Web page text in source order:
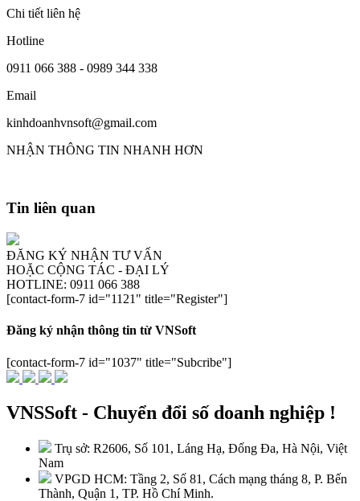
Chi tiết liên hệ
Hotline
0911 066 388 - 0989 344 338
Email
kinhdoanhvnsoft@gmail.com
NHẬN THÔNG TIN NHANH HƠN
Tin liên quan
ĐĂNG KÝ NHẬN TƯ VẤN
HOẶC CỘNG TÁC - ĐẠI LÝ
HOTLINE: 0911 066 388
[contact-form-7 id="1121" title="Register"]
Đăng ký nhận thông tin từ VNSoft
[contact-form-7 id="1037" title="Subcribe"]
VNSSoft - Chuyển đổi số doanh nghiệp !
Trụ sở: R2606, Số 101, Láng Hạ, Đống Đa, Hà Nội, Việt
Nam
VPGD HCM: Tầng 2, Số 81, Cách mạng tháng 8, P. Bến
Thành, Quận 1, TP. Hồ Chí Minh.